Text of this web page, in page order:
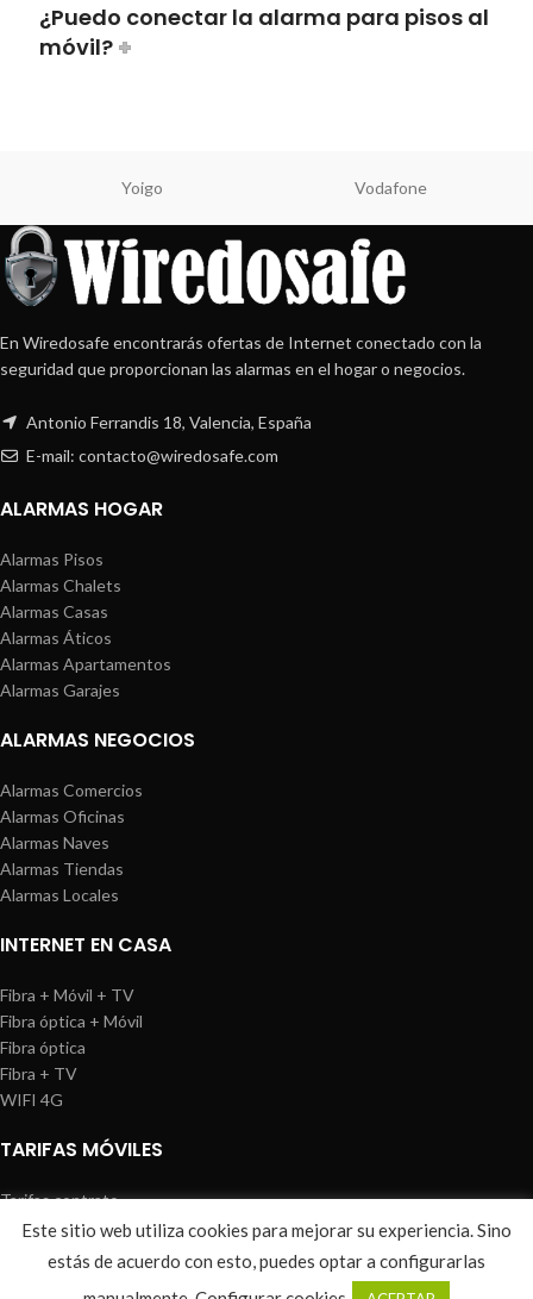
¿Puedo conectar la alarma para pisos al
móvil?
Yoigo Vodafone
En Wiredosafe encontrarás ofertas de Internet conectado con la
seguridad que proporcionan las alarmas en el hogar o negocios.
Antonio Ferrandis 18, Valencia, España
E-mail: contacto@wiredosafe.com
ALARMAS HOGAR
Alarmas Pisos
Alarmas Chalets
Alarmas Casas
Alarmas Áticos
Alarmas Apartamentos
Alarmas Garajes
ALARMAS NEGOCIOS
Alarmas Comercios
Alarmas Oficinas
Alarmas Naves
Alarmas Tiendas
Alarmas Locales
INTERNET EN CASA
Fibra + Móvil + TV
Fibra óptica + Móvil
Fibra óptica
Fibra + TV
WIFI 4G
TARIFAS MÓVILES
Tarifas contrato
Tarifas prepago
WIREDOSAFE Aviso Legal Política de Cookies |Sitemap
Este sitio web utiliza cookies para mejorar su experiencia. Sino
estás de acuerdo con esto, puedes optar a configurarlas